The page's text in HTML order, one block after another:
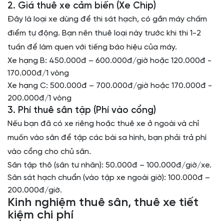
2. Giá thuê xe cảm biến (Xe Chip)
Đây là loại xe dùng để thi sát hạch, có gắn máy chấm
điểm tự động. Bạn nên thuê loại này trước khi thi 1-2
tuần để làm quen với tiếng báo hiệu của máy.
Xe hạng B: 450.000đ – 600.000đ/giờ hoặc 120.000đ -
170.000đ/1 vòng
Xe hạng C: 500.000đ – 700.000đ/giờ hoặc 170.000đ -
200.000đ/1 vòng
3. Phí thuê sân tập (Phí vào cổng)
Nếu bạn đã có xe riêng hoặc thuê xe ở ngoài và chỉ
muốn vào sân để tập các bài sa hình, bạn phải trả phí
vào cổng cho chủ sân.
Sân tập thô (sân tư nhân): 50.000đ – 100.000đ/giờ/xe.
Sân sát hạch chuẩn (vào tập xe ngoài giờ): 100.000đ –
200.000đ/giờ.
Kinh nghiệm thuê sân, thuê xe tiết
kiệm chi phí